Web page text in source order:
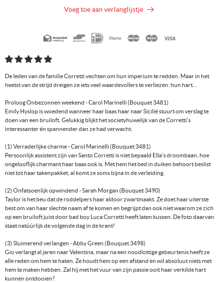
De leden van de familie Corretti vechten om hun imperium te redden. Maar in het
heetst van de strijd dreigen ze iets veel waardevollers te verliezen: hun hart...
Proloog Onbezonnen weekend - Carol Marinelli (Bouquet 3481)
Emily Hyslop is woedend wanneer haar baas haar naar Sicilië stuurt om verslag te
doen van een bruiloft. Gelukkig blijkt het societyhuwelijk van de Corretti's
interessanter én spannender dan ze had verwacht.
(1) Verraderlijke charme - Carol Marinelli (Bouquet 3481)
Persoonlijk assistent zijn van Santo Corretti is niet bepaald Ella's droombaan, hoe
ongelooflijk charmant haar baas ook is. Met hem het bed in duiken behoort beslist
niet tot haar takenpakket, al komt ze soms bijna in de verleiding.
(2) Onfatsoenlijk opwindend - Sarah Morgan (Bouquet 3490)
Taylor is het beu dat de roddelpers haar aldoor zwartmaakt. Ze doet haar uiterste
best om van haar slechte naam af te komen en begrijpt dan ook niet waarom ze zich
op een bruiloft juist door bad boy Luca Corretti heeft laten kussen. De foto daarvan
staat natúúrlijk de volgende dag in de krant!
(3) Sluimerend verlangen - Abby Green (Bouquet 3498)
Gio verlangt al jaren naar Valentina, maar na een noodlottige gebeurtenis heeft ze
alle reden om hem te haten. Ze houdt hem op een afstand en wil absoluut niets met
hem te maken hebben. Zal hij met het vuur van zijn passie ooit haar verkilde hart
kunnen ontdooien?
Voeg toe aan verlanglijstje
Geaccepteerde